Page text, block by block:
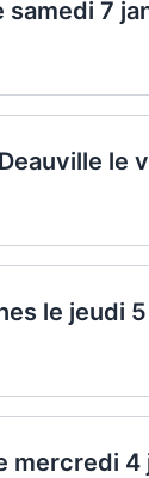
7
le
le jeudi
mercredi 4